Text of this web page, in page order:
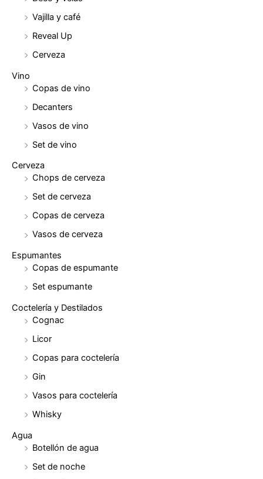
Vajilla y café
Reveal Up
Cerveza
Vino
Copas de vino
Decanters
Vasos de vino
Set de vino
Cerveza
Chops de cerveza
Set de cerveza
Copas de cerveza
Vasos de cerveza
Espumantes
Copas de espumante
Set espumante
Coctelería y Destilados
Cognac
Licor
Copas para coctelería
Gin
Vasos para coctelería
Whisky
Agua
Botellón de agua
Set de noche